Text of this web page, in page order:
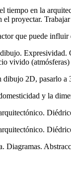
en la
proyectar.
que puede
Expresividad.
vivido (atmósferas)
2D, pasarlo
y la
Diagramas.